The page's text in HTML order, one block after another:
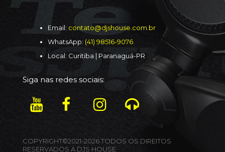
Email: contato@djshouse.com.br
WhatsApp: (41) 98516-9076
Local: Curitiba | Paranaguá-PR
Siga nas redes sociais:
COPYRIGHT©2021-2026 TODOS OS DIREITOS
RESERVADOS A DJS HOUSE